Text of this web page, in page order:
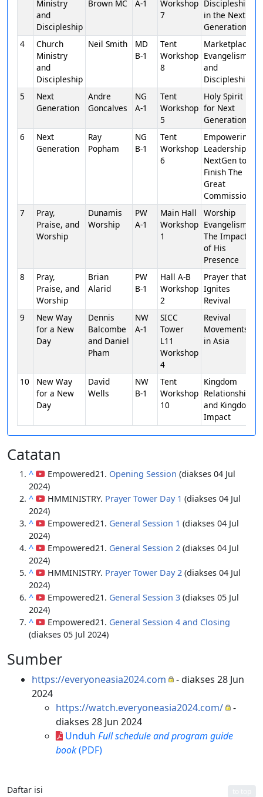
Ministry
and
Discipleship
Brown MC
A-1
Workshop
7
Discipleship
in the Next
Generation
4
Church
Ministry
and
Discipleship
Neil Smith
MD
B-1
Tent
Workshop
8
Marketplace
Evangelism
and
Discipleship
5
Next
Generation
Andre
Goncalves
NG
A-1
Tent
Workshop
5
Holy Spirit
for Next
Generation
6
Next
Generation
Ray
Popham
NG
B-1
Tent
Workshop
6
Empowering
Leadership
NextGen to
Finish The
Great
Commission
7
Pray,
Praise, and
Worship
Dunamis
Worship
PW
A-1
Main Hall
Workshop
1
Worship
Evangelism:
The Impact
of His
Presence
8
Pray,
Praise, and
Worship
Brian
Alarid
PW
B-1
Hall A-B
Workshop
2
Prayer that
Ignites
Revival
9
New Way
for a New
Day
Dennis
Balcombe
and Daniel
Pham
NW
A-1
SICC
Tower
L11
Workshop
4
Revival
Movements
in Asia
10
New Way
for a New
Day
David
Wells
NW
B-1
Tent
Workshop
10
Kingdom
Relationships
and Kingdom
Impact
Catatan
^ Empowered21. Opening Session (diakses 04 Jul
2024)
^
HMMINISTRY. Prayer Tower Day 1 (diakses 04 Jul
2024)
^
Empowered21. General Session 1 (diakses 04 Jul
2024)
^
Empowered21. General Session 2 (diakses 04 Jul
2024)
^
HMMINISTRY. Prayer Tower Day 2 (diakses 04 Jul
2024)
^
Empowered21. General Session 3 (diakses 05 Jul
2024)
^
Empowered21. General Session 4 and Closing
(diakses 05 Jul 2024)
Sumber
https://everyoneasia2024.com
- diakses 28 Jun
2024
https://watch.everyoneasia2024.com/
-
diakses 28 Jun 2024
UnduhFull schedule and program guide
book(PDF)
Daftar isi